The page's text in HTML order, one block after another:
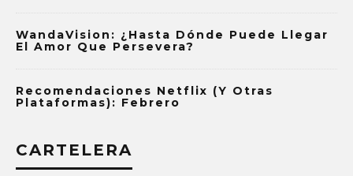
WandaVision: ¿Hasta Dónde Puede Llegar
El Amor Que Persevera?
Recomendaciones Netflix (y Otras
Plataformas): Febrero
CARTELERA